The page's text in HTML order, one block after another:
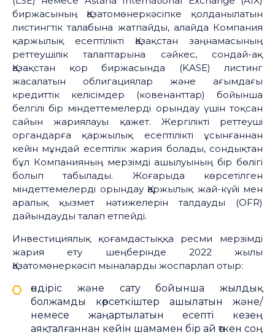
биржасының Қазатомөнеркәсіпке қолданылатын
листингтік талабына жатпайды, алайда Компания
қаржылық есептілікті Қазақстан заңнамасының
реттеушілік талаптарына сәйкес, сондай-ақ
Қазақстан қор биржасында (KASE) листинг
жасалатын облигациялар және ағымдағы
кредиттік келісімдер (ковенанттар) бойынша
белгілі бір міндеттемелерді орындау үшін тоқсан
сайын жариялауы қажет. Жергілікті реттеуші
органдарға қаржылық есептілікті ұсынғаннан
кейін мұндай есептілік жария болады, сондықтан
бұл Компанияның мерзімді ашылуының бір бөлігі
болып табылады. Жоғарыда көрсетілген
міндеттемелерді орындау Қаржылық жай-күйі мен
аралық қызмет нәтижелерін талдауды (OFR)
дайындауды талап етпейді.
Инвестициялық қоғамдастыққа ресми мерзімді
жария ету шеңберінде 2022 жылы
Қазатомөнеркәсіп мыналарды жоспарлап отыр:
өндіріс және сату бойынша жылдық
болжамды көрсеткіштер ашылатын және/
немесе жаңартылатын есепті кезең
аяқталғаннан кейін шамамен бір ай өткен соң